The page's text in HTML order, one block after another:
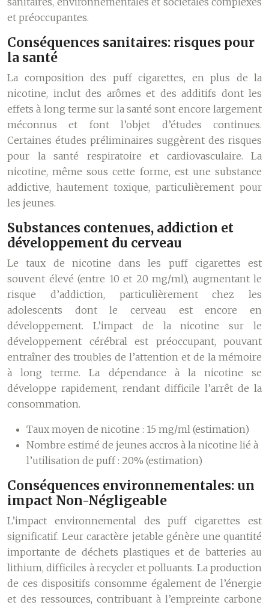
et préoccupantes.
Conséquences sanitaires: risques pour
la santé
La composition des puff cigarettes, en plus de la
nicotine, inclut des arômes et des additifs dont les
effets à long terme sur la santé sont encore largement
méconnus et font l’objet d’études continues.
Certaines études préliminaires suggèrent des risques
pour la santé respiratoire et cardiovasculaire. La
nicotine, même sous cette forme, est une substance
addictive, hautement toxique, particulièrement pour
les jeunes.
Substances contenues, addiction et
développement du cerveau
Le taux de nicotine dans les puff cigarettes est
souvent élevé (entre 10 et 20 mg/ml), augmentant le
risque d’addiction, particulièrement chez les
adolescents dont le cerveau est encore en
développement. L’impact de la nicotine sur le
développement cérébral est préoccupant, pouvant
entraîner des troubles de l’attention et de la mémoire
à long terme. La dépendance à la nicotine se
développe rapidement, rendant difficile l’arrêt de la
consommation.
Taux moyen de nicotine : 15 mg/ml (estimation)
Nombre estimé de jeunes accros à la nicotine lié à
l’utilisation de puff : 20% (estimation)
Conséquences environnementales: un
impact Non-Négligeable
L’impact environnemental des puff cigarettes est
significatif. Leur caractère jetable génère une quantité
importante de déchets plastiques et de batteries au
lithium, difficiles à recycler et polluants. La production
de ces dispositifs consomme également de l’énergie
et des ressources, contribuant à l’empreinte carbone